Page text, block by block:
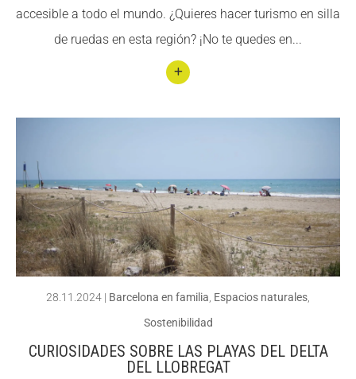
accesible a todo el mundo. ¿Quieres hacer turismo en silla
de ruedas en esta región? ¡No te quedes en...
nuar
Ruta
s y
parq
ues
sible
28.11.2024 | Barcelona en familia Espacios naturales
Sostenibilidad
CURIOSIDADES SOBRE LAS PLAYAS DEL DELTA
DEL LLOBREGAT